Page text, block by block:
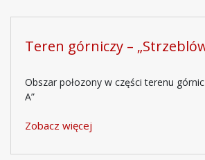
Teren górniczy –
Obszar połozony w części terenu
A”
Zobacz więcej